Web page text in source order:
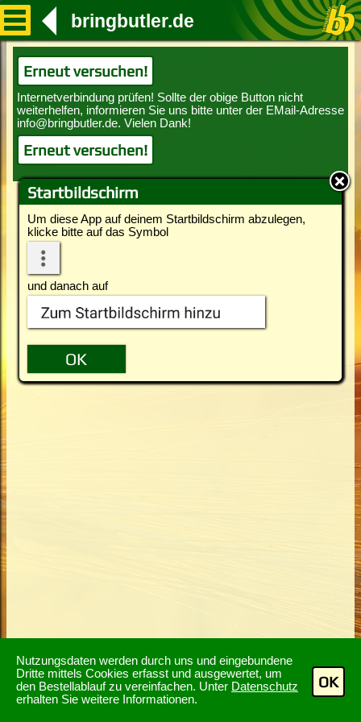
Nutzungsdaten werden durch uns und eingebundene
Dritte mittels Cookies erfasst und ausgewertet, um
den Bestellablauf zu vereinfachen. Unter Datenschutz
erhalten Sie weitere Informationen.
OK
Startbildschirm
Um diese App auf deinem Startbildschirm abzulegen,
klicke bitte auf das Symbol
und danach auf
bringbutler.de
Erneut versuchen!
Erneut versuchen!